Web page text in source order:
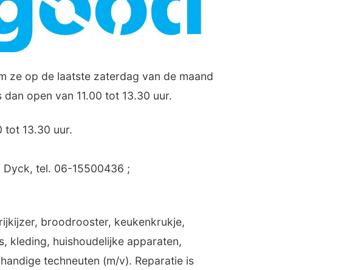
ze op de laatste zaterdag van de maand
open van 11.00 tot 13.30 uur.
tot 13.30 uur.
Dyck, tel. 06-15500436 ;
broodrooster, keukenkrukje,
kleding, huishoudelijke apparaten,
techneuten (m/v). Reparatie is